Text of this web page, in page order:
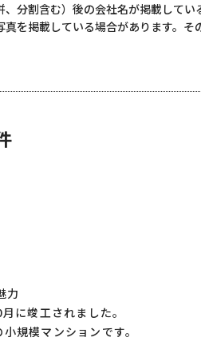
分割含む）後の会社名が掲載してい
を掲載している場合があります。そ
力
に竣工されました。
規模マンションです。